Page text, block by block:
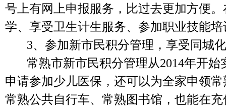
号上有网上申报服务，比过去更加方便
学、享受卫生计生服务、参加职业技能
3、 参加新市民积分管理 ，享受同城
常熟市新市民积分管理从2014年开始
申请参加少儿医保，还可以为全家申领
常熟公共自行车、常熟图书馆，也能在